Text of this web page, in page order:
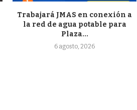
Trabajará JMAS en conexión a
la red de agua potable para
Plaza...
6 agosto, 2026